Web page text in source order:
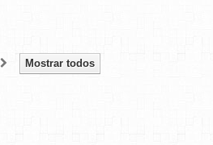
Mostrar todos